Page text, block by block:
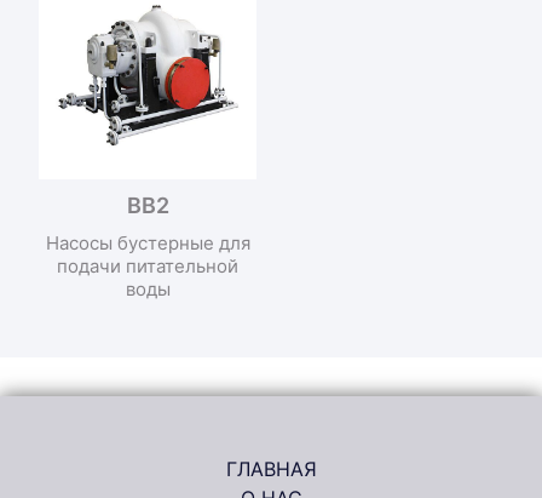
BB2
Насосы бустерные для
подачи питательной
воды
ГЛАВНАЯ